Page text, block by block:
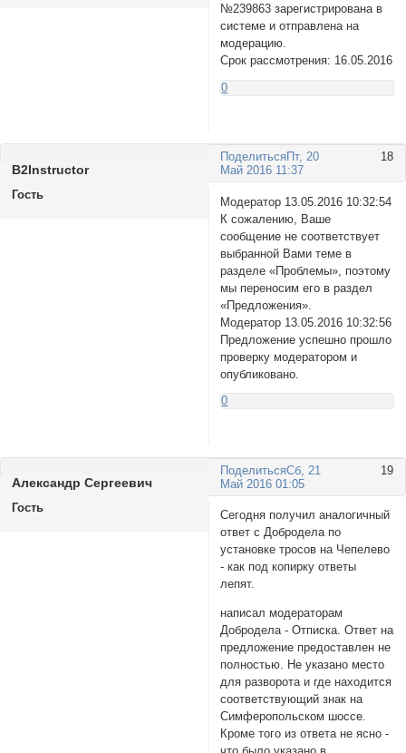
№239863 зарегистрирована в
системе и отправлена на
модерацию.
Срок рассмотрения: 16.05.2016
0
Поделиться 18
Пт, 20
Май 2016 11:37
B2Instructor
Гость
Модератор 13.05.2016 10:32:54
К сожалению, Ваше
сообщение не соответствует
выбранной Вами теме в
разделе «Проблемы», поэтому
мы переносим его в раздел
«Предложения».
Модератор 13.05.2016 10:32:56
Предложение успешно прошло
проверку модератором и
опубликовано.
0
Поделиться 19
Сб, 21
Май 2016 01:05
Aлександр Сергеевич
Гость
Сегодня получил аналогичный
ответ с Добродела по
установке тросов на Чепелево
- как под копирку ответы
лепят.
написал модераторам
Добродела - Отписка. Ответ на
предложение предоставлен не
полностью. Не указано место
для разворота и где находится
соответствующий знак на
Симферопольском шоссе.
Кроме того из ответа не ясно -